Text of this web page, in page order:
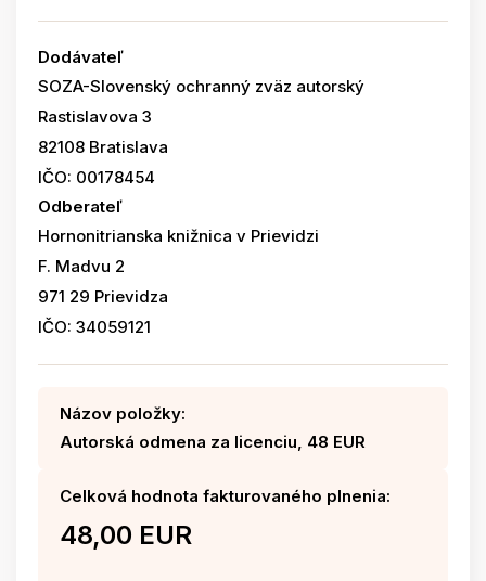
Dodávateľ
SOZA-Slovenský ochranný zväz autorský
Rastislavova 3
82108 Bratislava
IČO: 00178454
Odberateľ
Hornonitrianska knižnica v Prievidzi
F. Madvu 2
971 29 Prievidza
IČO: 34059121
Názov položky:
Autorská odmena za licenciu, 48 EUR
Celková hodnota fakturovaného plnenia:
48,00 EUR